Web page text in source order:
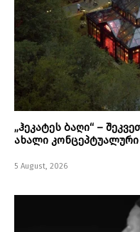
„ჰეკატეს ბაღი“ –
ახალი
5 August, 2026